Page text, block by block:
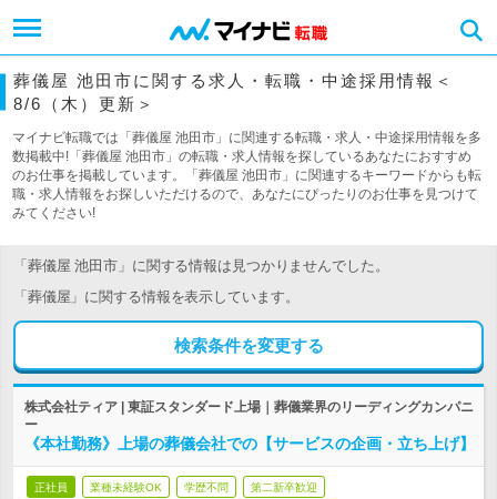
葬儀屋 池田市に関する求人・転職・中途採用情報＜
8/6（木）更新＞
マイナビ転職では「葬儀屋 池田市」に関連する転職・求人・中途採用情報を多
数掲載中!「葬儀屋 池田市」の転職・求人情報を探しているあなたにおすすめ
のお仕事を掲載しています。「葬儀屋 池田市」に関連するキーワードからも転
職・求人情報をお探しいただけるので、あなたにぴったりのお仕事を見つけて
みてください!
「葬儀屋 池田市」に関する情報は見つかりませんでした。
「葬儀屋」に関する情報を表示しています。
検索条件を変更する
株式会社ティア | 東証スタンダード上場｜葬儀業界のリーディングカンパニ
ー
《本社勤務》上場の葬儀会社での【サービスの企画・立ち上げ】
正社員 業種未経験OK 学歴不問 第二新卒歓迎